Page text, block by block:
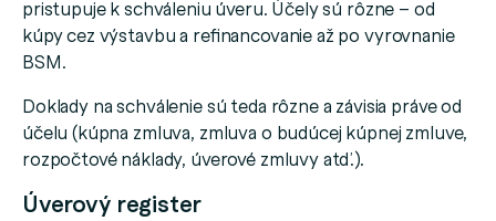
pristupuje k schváleniu úveru. Účely sú rôzne – od
kúpy cez výstavbu a refinancovanie až po vyrovnanie
BSM.
Doklady na schválenie sú teda rôzne a závisia práve od
účelu (kúpna zmluva, zmluva o budúcej kúpnej zmluve,
rozpočtové náklady, úverové zmluvy atď.).
Úverový register